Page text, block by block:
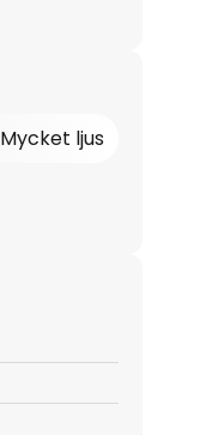
Mycket ljus